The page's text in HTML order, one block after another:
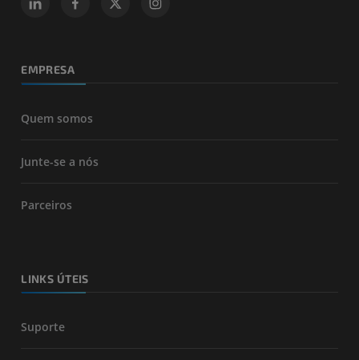
EMPRESA
Quem somos
Junte-se a nós
Parceiros
LINKS ÚTEIS
Suporte